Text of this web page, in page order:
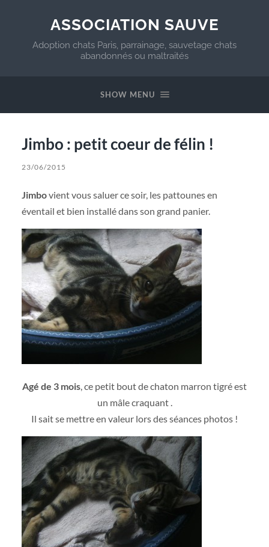
ASSOCIATION SAUVE
Adoption chats Paris, parrainage, sauvetage chats
abandonnés ou maltraités
SHOW MENU
Jimbo : petit coeur de félin !
23/06/2015
Jimbovient vous saluer ce soir, les pattounes en
éventail et bien installé dans son grand panier.
Agé de 3 mois, ce petit bout de chaton marron tigré est
un mâle craquant .
Il sait se mettre en valeur lors des séances photos !